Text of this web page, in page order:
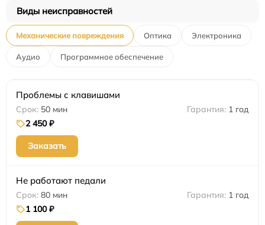
Виды неисправностей
Механические повреждения Оптика Электроника
Аудио Программное обеспечение
Проблемы с клавишами
50 мин
1 год
2 450 ₽
Заказать
Не работают педали
80 мин
1 год
1 100 ₽